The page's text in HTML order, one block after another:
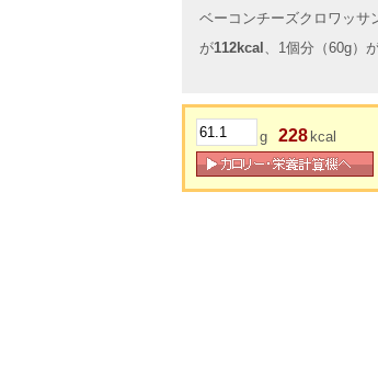
ベーコンチーズクロワッサ
が112kcal 、1個分（60g）
g 228 kcal